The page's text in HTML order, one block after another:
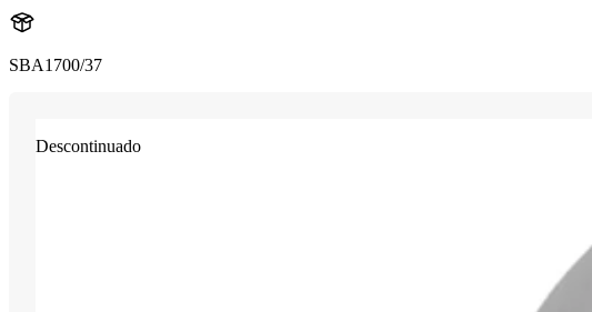
SBA1700/37
Descontinuado